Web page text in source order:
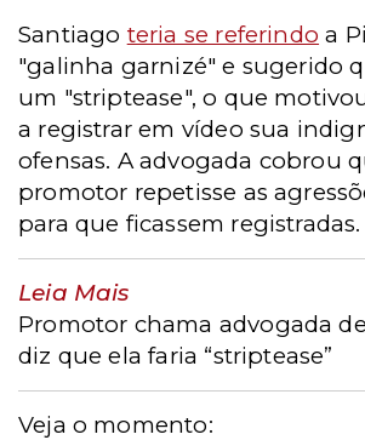
Santiago teria se referindo a
"galinha garnizé" e sugerido
um "striptease", o que
a registrar em vídeo sua
ofensas. A advogada cobrou
promotor repetisse as
para que ficassem registradas.
Leia Mais
Promotor chama advogada
diz que ela faria “striptease”
Veja o momento: